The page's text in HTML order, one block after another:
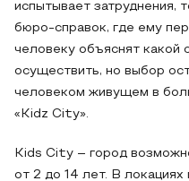
испытывает затруднения,
бюро-справок, где ему
человеку объяснят
осуществить, но выбор
человеком живущем в
«Kidz City».
Kids City – город
от 2 до 14 лет. В